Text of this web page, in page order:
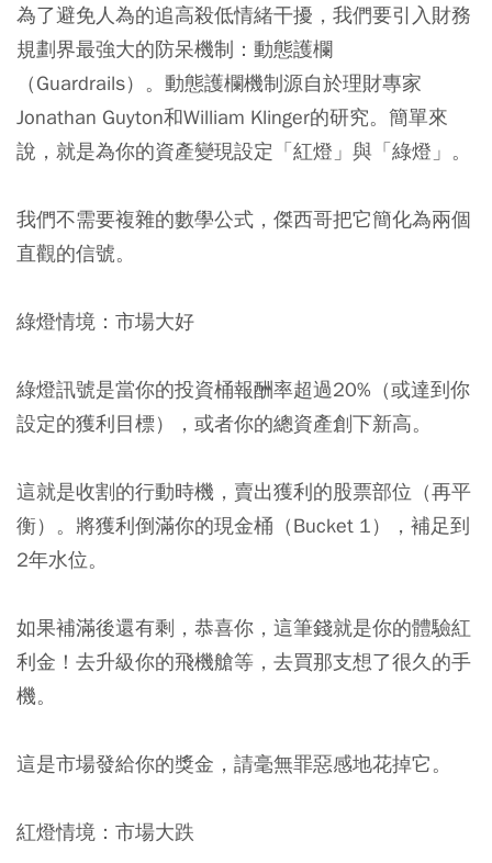
為了避免人為的追高殺低情緒干擾，我們要引入財務
規劃界最強大的防呆機制：動態護欄
（Guardrails）。動態護欄機制源自於理財專家
Jonathan Guyton和William Klinger的研究。簡單來
說，就是為你的資產變現設定「紅燈」與「綠燈」。
我們不需要複雜的數學公式，傑西哥把它簡化為兩個
直觀的信號。
綠燈情境：市場大好
綠燈訊號是當你的投資桶報酬率超過20%（或達到你
設定的獲利目標），或者你的總資產創下新高。
這就是收割的行動時機，賣出獲利的股票部位（再平
衡）。將獲利倒滿你的現金桶（Bucket 1），補足到
2年水位。
如果補滿後還有剩，恭喜你，這筆錢就是你的體驗紅
利金！去升級你的飛機艙等，去買那支想了很久的手
機。
這是市場發給你的獎金，請毫無罪惡感地花掉它。
紅燈情境：市場大跌